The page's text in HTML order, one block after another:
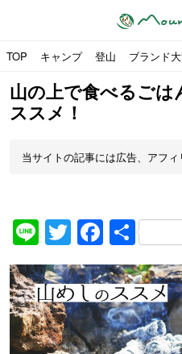
TOP キャンプ 登山 ブランド
山の上で食べるごは
ススメ！
当サイトの記事には広告、アフィ
LineTwitter共
有